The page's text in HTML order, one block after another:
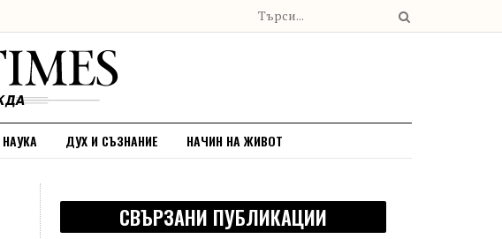
НАУКА ДУХ И СЪЗНАНИЕ НАЧИН НА ЖИВОТ
СВЪРЗАНИ ПУБЛИКАЦИИ